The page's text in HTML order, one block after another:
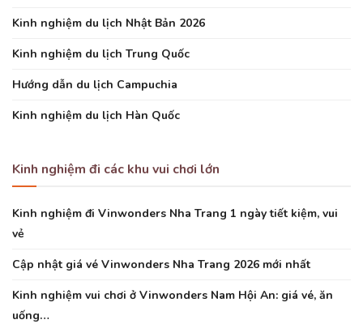
Kinh nghiệm du lịch Nhật Bản 2026
Kinh nghiệm du lịch Trung Quốc
Hướng dẫn du lịch Campuchia
Kinh nghiệm du lịch Hàn Quốc
Kinh nghiệm đi các khu vui chơi lớn
Kinh nghiệm đi Vinwonders Nha Trang 1 ngày tiết kiệm, vui
vẻ
Cập nhật giá vé Vinwonders Nha Trang 2026 mới nhất
Kinh nghiệm vui chơi ở Vinwonders Nam Hội An: giá vé, ăn
uống…